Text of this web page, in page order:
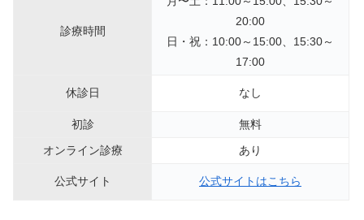
診療時間
20:00
日・祝：10:00～15:00、15:30～
17:00
休診日 なし
初診
無料
オンライン診療
あり
公式サイト 公式サイトはこちら